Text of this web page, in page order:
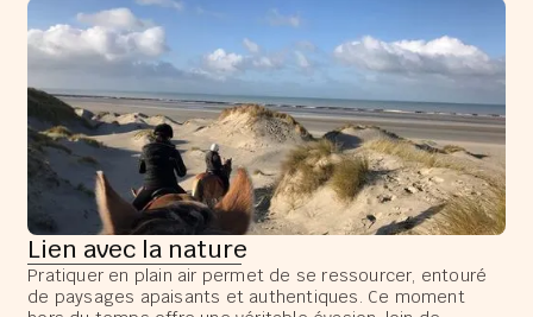
Lien avec la nature
Pratiquer en plain air permet de se ressourcer, entouré
de paysages apaisants et authentiques. Ce moment